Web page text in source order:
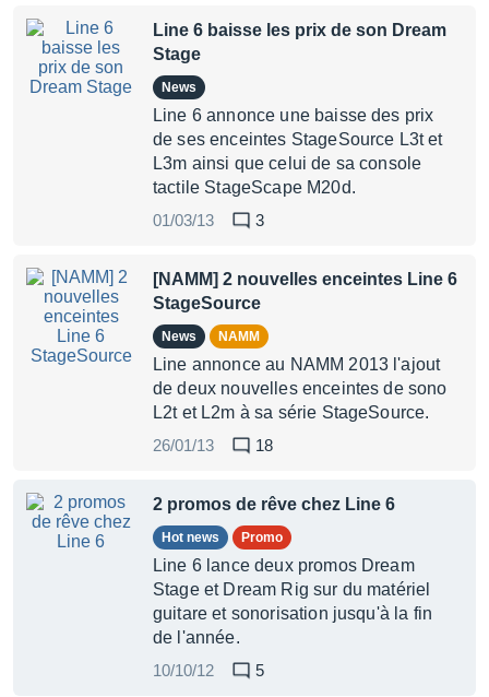
Line 6 baisse les prix de son Dream
Stage
News
Line 6 annonce une baisse des prix
de ses enceintes StageSource L3t et
L3m ainsi que celui de sa console
tactile StageScape M20d.
01/03/13
3
[NAMM] 2 nouvelles enceintes Line 6
StageSource
News NAMM
Line annonce au NAMM 2013 l'ajout
de deux nouvelles enceintes de sono
L2t et L2m à sa série StageSource.
26/01/13
18
2 promos de rêve chez Line 6
Hot news Promo
Line 6 lance deux promos Dream
Stage et Dream Rig sur du matériel
guitare et sonorisation jusqu'à la fin
de l'année.
10/10/12
5